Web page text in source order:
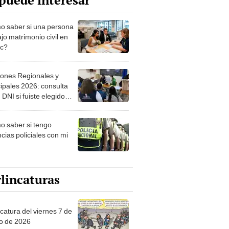
saber si una persona
matrimonio civil en
Regionales y
2026: consulta
DNI si fuiste elegido
saber si tengo
policiales con mi
del viernes 7 de
de 2026